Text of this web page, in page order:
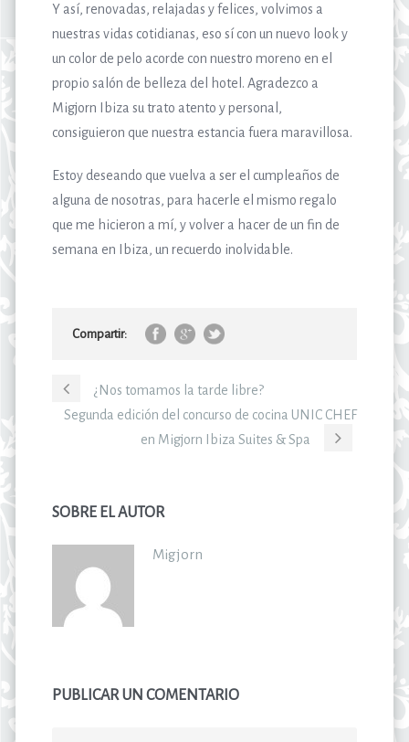
Y así, renovadas, relajadas y felices, volvimos a
nuestras vidas cotidianas, eso sí con un nuevo look y
un color de pelo acorde con nuestro moreno en el
propio salón de belleza del hotel. Agradezco a
Migjorn Ibiza su trato atento y personal,
consiguieron que nuestra estancia fuera maravillosa.
Estoy deseando que vuelva a ser el cumpleaños de
alguna de nosotras, para hacerle el mismo regalo
que me hicieron a mí, y volver a hacer de un fin de
semana en Ibiza, un recuerdo inolvidable.
Compartir:
¿Nos tomamos la tarde libre?
Segunda edición del concurso de cocina UNIC CHEF
en Migjorn Ibiza Suites & Spa
SOBRE EL AUTOR
Migjorn
PUBLICAR UN COMENTARIO